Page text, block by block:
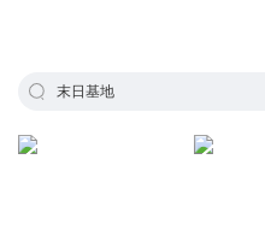
末日基地